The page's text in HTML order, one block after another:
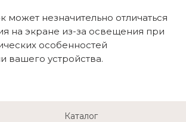
может незначительно отличаться
на экране из-за освещения при
особенностей
вашего устройства.
Каталог